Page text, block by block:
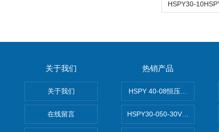
关于我们
关于我们
在线留言
热销产品
HSPY 40-08恒压恒流恒功率
HSPY30-050-30V/-05A可调